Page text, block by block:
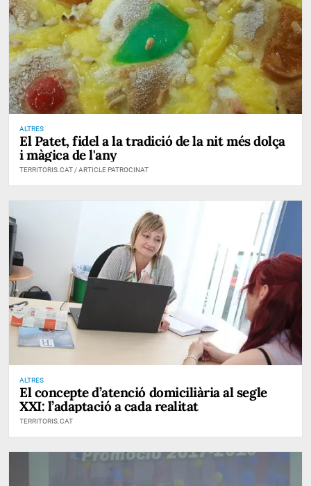
ALTRES
El Patet, fidel a la tradició de la nit més dolça
i màgica de l'any
TERRITORIS.CAT / ARTICLE PATROCINAT
ALTRES
El concepte d’atenció domiciliària al segle
XXI: l’adaptació a cada realitat
TERRITORIS.CAT